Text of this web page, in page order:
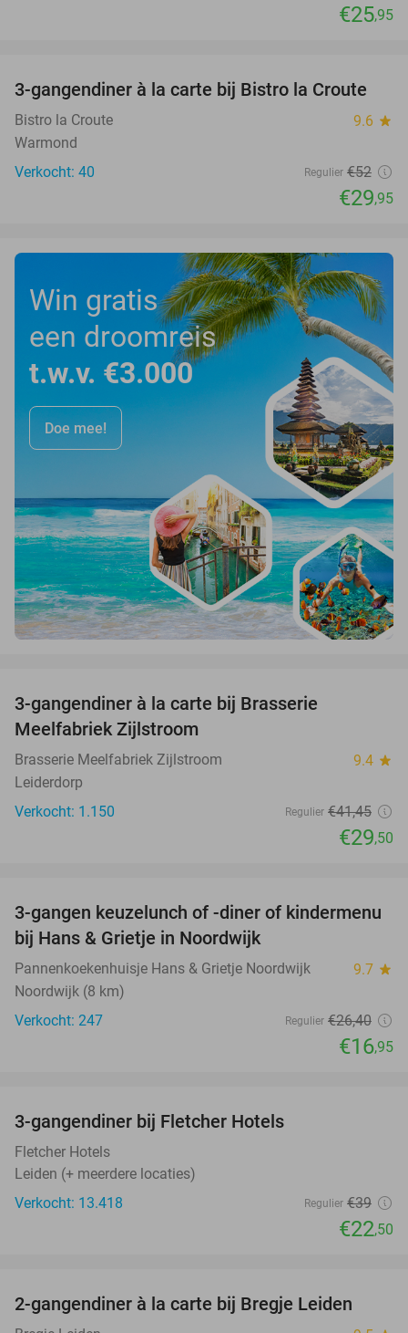
€25,95
42%
3-gangendiner à la carte bij Bistro la Croute
Bistro la Croute 9.6 star
Warmond
Verkocht: 40
Regulier €52
€29,95
Win gratis
een droomreis
t.w.v. €3.000
Doe mee!
3-gangendiner à la carte bij Brasserie
Meelfabriek Zijlstroom
Brasserie Meelfabriek Zijlstroom 9.4 star
Leiderdorp
Verkocht: 1.150
Regulier €41,45
€29,50
36%
3-gangen keuzelunch of -diner of kindermenu
bij Hans & Grietje in Noordwijk
Pannenkoekenhuisje Hans & Grietje Noordwijk 9.7 star
Noordwijk (8 km)
Verkocht: 247
Regulier €26,40
€16,95
3-gangendiner bij Fletcher Hotels
Fletcher Hotels
Leiden (+ meerdere locaties)
Verkocht: 13.418
Regulier €39
€22,50
2-gangendiner à la carte bij Bregje Leiden